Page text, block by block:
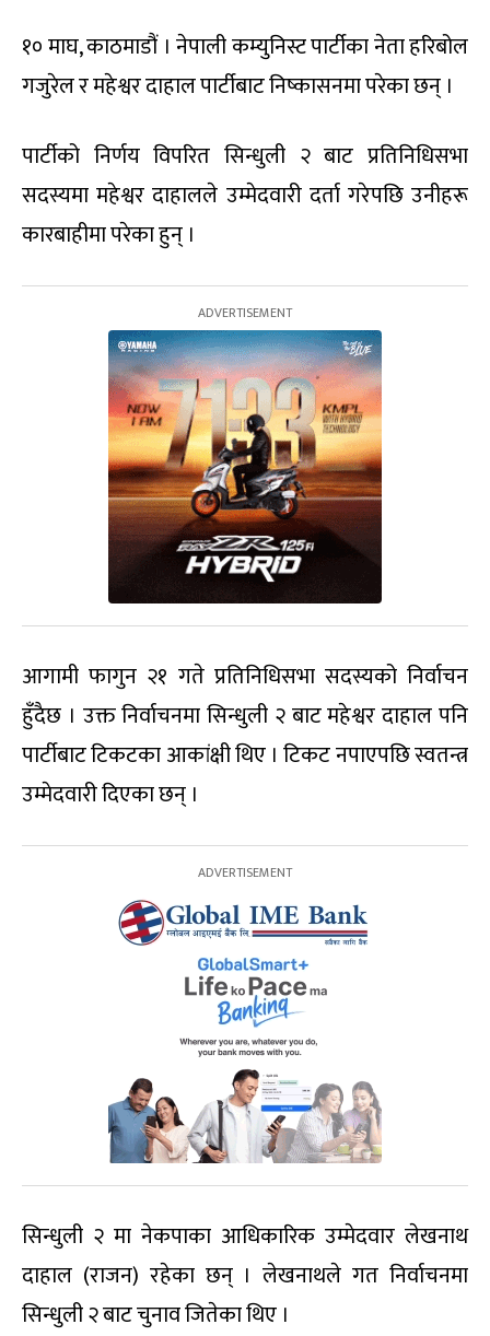
१० माघ, काठमाडौं । नेपाली कम्युनिस्ट पार्टीका नेता हरिबोल
गजुरेल र महेश्वर दाहाल पार्टीबाट निष्कासनमा परेका छन् ।
पार्टीको निर्णय विपरित सिन्धुली २ बाट प्रतिनिधिसभा
सदस्यमा महेश्वर दाहालले उम्मेदवारी दर्ता गरेपछि उनीहरू
कारबाहीमा परेका हुन् ।
आगामी फागुन २१ गते प्रतिनिधिसभा सदस्यको निर्वाचन
हुँदैछ । उक्त निर्वाचनमा सिन्धुली २ बाट महेश्वर दाहाल पनि
पार्टीबाट टिकटका आकांक्षी थिए । टिकट नपाएपछि स्वतन्त्र
उम्मेदवारी दिएका छन् ।
सिन्धुली २ मा नेकपाका आधिकारिक उम्मेदवार लेखनाथ
दाहाल (राजन) रहेका छन् । लेखनाथले गत निर्वाचनमा
सिन्धुली २ बाट चुनाव जितेका थिए ।